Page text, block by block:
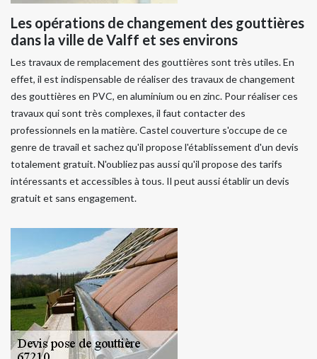
Les opérations de changement des gouttières
dans la ville de Valff et ses environs
Les travaux de remplacement des gouttières sont très utiles. En
effet, il est indispensable de réaliser des travaux de changement
des gouttières en PVC, en aluminium ou en zinc. Pour réaliser ces
travaux qui sont très complexes, il faut contacter des
professionnels en la matière. Castel couverture s'occupe de ce
genre de travail et sachez qu'il propose l'établissement d'un devis
totalement gratuit. N'oubliez pas aussi qu'il propose des tarifs
intéressants et accessibles à tous. Il peut aussi établir un devis
gratuit et sans engagement.